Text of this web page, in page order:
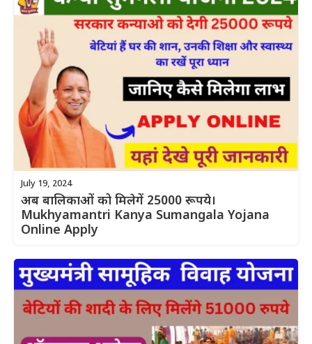
July 19, 2024
अब बालिकाओं को मिलेगें 25000 रूपये।
Mukhyamantri Kanya Sumangala Yojana
Online Apply